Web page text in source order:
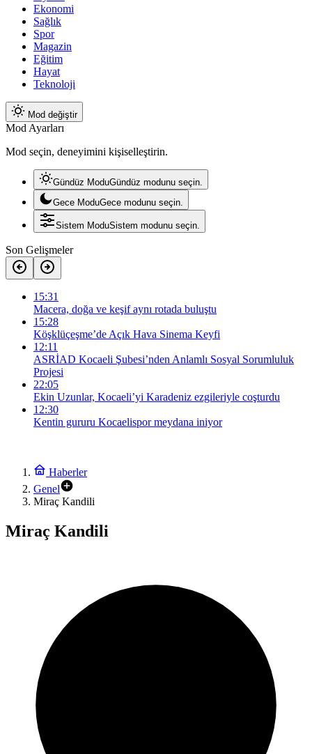
Ekonomi
Sağlık
Spor
Magazin
Eğitim
Hayat
Teknoloji
Mod değiştir
Mod Ayarları
Mod seçin, deneyimini kişiselleştirin.
Gündüz ModuGündüz modunu seçin.
Gece ModuGece modunu seçin.
Sistem ModuSistem modunu seçin.
Son Gelişmeler
15:31
Macera, doğa ve keşif aynı rotada buluştu
15:28
Köşklüçeşme’de Açık Hava Sinema Keyfi
12:11
ASRİAD Kocaeli Şubesi’nden Anlamlı Sosyal Sorumluluk
Projesi
22:05
Ekin Uzunlar, Kocaeli’yi Karadeniz ezgileriyle coşturdu
12:30
Kentin gururu Kocaelispor meydana iniyor
Haberler
Genel
Miraç Kandili
Miraç Kandili